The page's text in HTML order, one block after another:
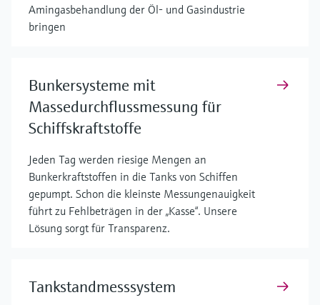
Amingasbehandlung der Öl- und Gasindustrie
bringen
Bunkersysteme mit
Massedurchflussmessung für
Schiffskraftstoffe
Jeden Tag werden riesige Mengen an
Bunkerkraftstoffen in die Tanks von Schiffen
gepumpt. Schon die kleinste Messungenauigkeit
führt zu Fehlbeträgen in der „Kasse“. Unsere
Lösung sorgt für Transparenz.
Tankstandmesssystem